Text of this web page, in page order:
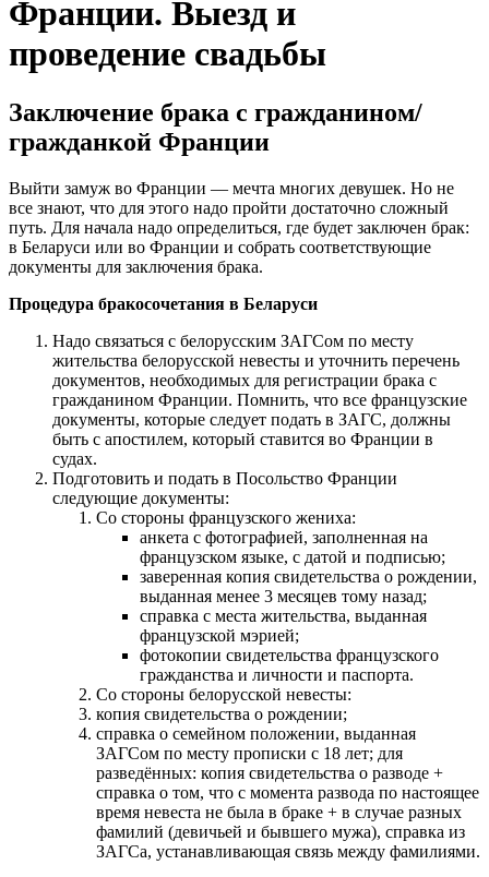
Франции. Выезд и
проведение свадьбы
Заключение брака с гражданином/
гражданкой Франции
Выйти замуж во Франции — мечта многих девушек. Но не
все знают, что для этого надо пройти достаточно сложный
путь. Для начала надо определиться, где будет заключен брак:
в Беларуси или во Франции и собрать соответствующие
документы для заключения брака.
Процедура бракосочетания в Беларуси
Надо связаться с белорусским ЗАГСом по месту
жительства белорусской невесты и уточнить перечень
документов, необходимых для регистрации брака с
гражданином Франции. Помнить, что все французские
документы, которые следует подать в ЗАГС, должны
быть с апостилем, который ставится во Франции в
судах.
Подготовить и подать в Посольство Франции
следующие документы:
Со стороны французского жениха:
анкета с фотографией, заполненная на
французском языке, с датой и подписью;
заверенная копия свидетельства о рождении,
выданная менее 3 месяцев тому назад;
справка с места жительства, выданная
французской мэрией;
фотокопии свидетельства французского
гражданства и личности и паспорта.
Со стороны белорусской невесты:
копия свидетельства о рождении;
справка о семейном положении, выданная
ЗАГСом по месту прописки с 18 лет; для
разведённых: копия свидетельства о разводе +
справка о том, что с момента развода по настоящее
время невеста не была в браке + в случае разных
фамилий (девичьей и бывшего мужа), справка из
ЗАГСа, устанавливающая связь между фамилиями.